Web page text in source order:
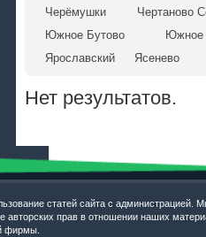
Черёмушки
Чертаново
Южное Бутово
Южное
Ярославский
Ясенево
Нет результатов.
статей сайта с администрацией.
авторских прав в отношении наших
фирмы.